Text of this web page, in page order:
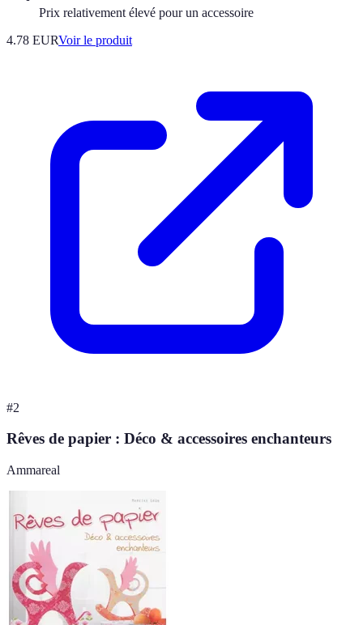
Prix relativement élevé pour un accessoire
4.78 EURVoir le produit
#2
Rêves de papier : Déco & accessoires enchanteurs
Ammareal